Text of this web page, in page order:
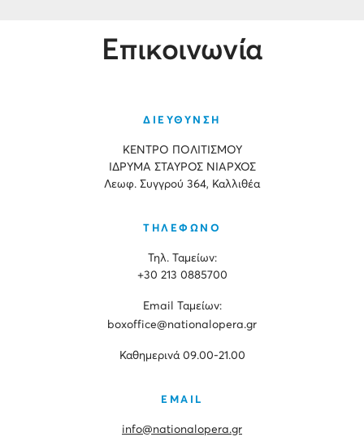
Επικοινωνία
ΔΙΕΥΘΥΝΣΗ
ΚΕΝΤΡΟ ΠΟΛΙΤΙΣΜΟΥ
ΙΔΡΥΜΑ ΣΤΑΥΡΟΣ ΝΙΑΡΧΟΣ
Λεωφ. Συγγρού 364, Καλλιθέα
ΤΗΛΕΦΩΝΟ
Τηλ. Ταμείων:
+30 213 0885700
Εmail Ταμείων:
boxoffice@nationalopera.gr
Καθημερινά 09.00-21.00
EMAIL
info@nationalopera.gr